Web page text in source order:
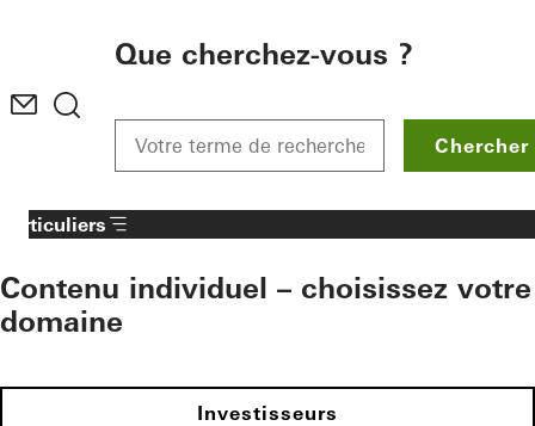
Que cherchez-vous ?
Chercher
Particuliers
Contenu individuel – choisissez votre
domaine
Investisseurs